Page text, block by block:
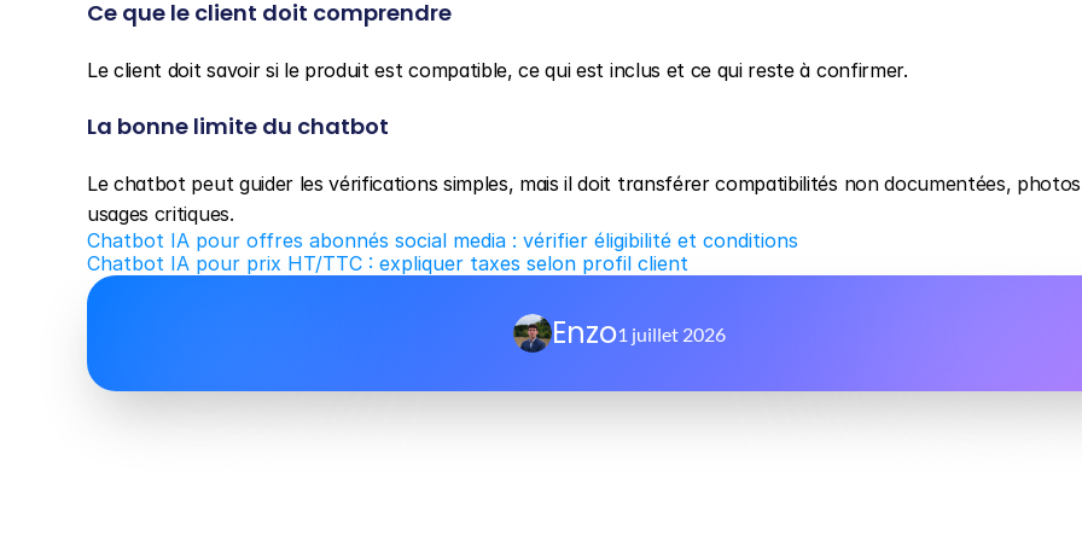
Ce que le client doit comprendre
Le client doit savoir si le produit est compatible, ce qui est inclus et ce qui reste à confirmer.
La bonne limite du chatbot
Le chatbot peut guider les vérifications simples, mais il doit transférer compatibilités non documentées,
usages critiques.
Chatbot IA pour offres abonnés social media : vérifier éligibilité et conditions
Chatbot IA pour prix HT/TTC : expliquer taxes selon profil client
Enzo1 juillet 2026